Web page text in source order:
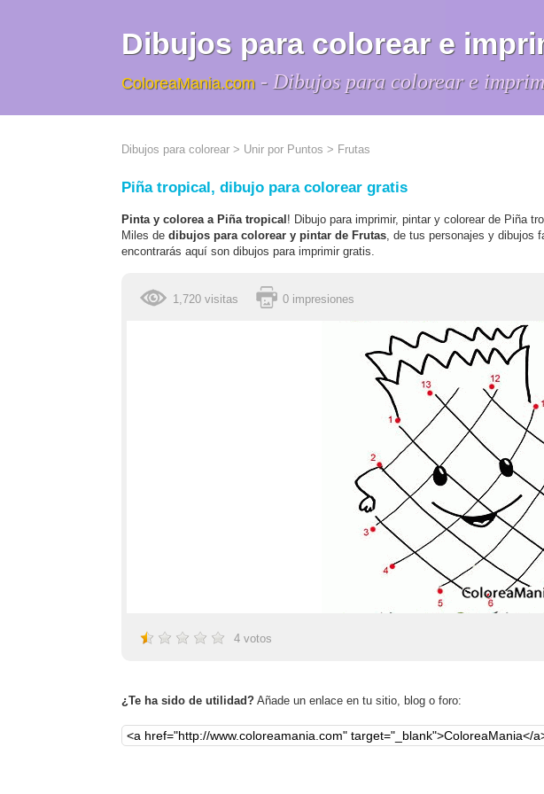
Dibujos para colorear e
ColoreaMania.com - Dibujos para colorear e
Dibujos para colorear > Unir por Puntos > Frutas
Piña tropical, dibujo para colorear gratis
Pinta y colorea a Piña tropical ! Dibujo para imprimir, pintar y colorear de Piña
Miles de dibujos para colorear y pintar de Frutas, de tus personajes y dibujos
encontrarás aquí son dibujos para imprimir gratis.
1,720 visitas 0 impresiones
4 votos
¿Te ha sido de utilidad? Añade un enlace en tu sitio, blog o foro: